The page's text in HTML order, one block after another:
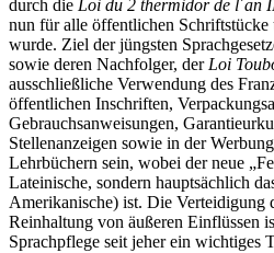
durch die Loi du 2 thermidor de l´an
nun für alle öffentlichen
wurde. Ziel der jüngsten
sowie deren Nachfolger, derLoi
ausschließliche Verwendung des
öffentlichen Inschriften,
Gebrauchsanweisungen,
Stellenanzeigen sowie in der
Lehrbüchern sein, wobei der neue
Lateinische, sondern hauptsächlich
Amerikanische) ist. Die Verteidigung
Reinhaltung von äußeren Einflüssen
Sprachpflege seit jeher ein wichtiges